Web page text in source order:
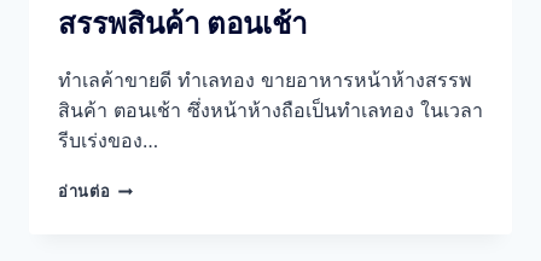
สรรพสินค้า ตอนเช้า
ทำเลค้าขายดี ทำเลทอง ขายอาหารหน้าห้างสรรพ
สินค้า ตอนเช้า ซึ่งหน้าห้างถือเป็นทำเลทอง ในเวลา
รีบเร่งของ…
อ่านต่อ [ทำเล